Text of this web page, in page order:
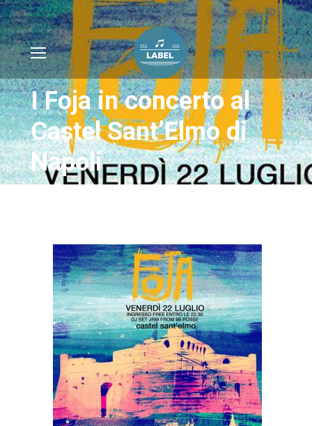
I Foja in concerto al
Castel Sant’Elmo di
Napoli